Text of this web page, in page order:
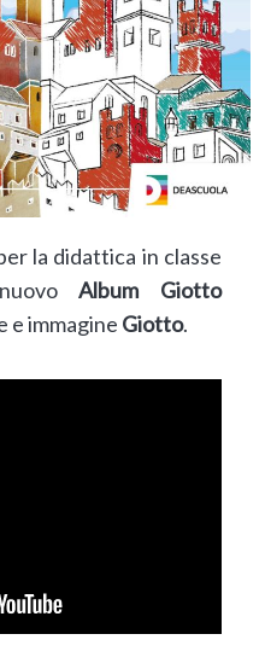
la didattica in classe
Album Giotto
e immagine Giotto.